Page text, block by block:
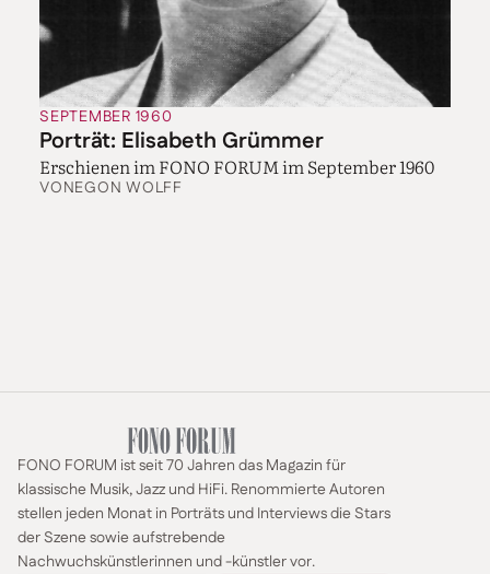
SEPTEMBER 1960
Porträt: Elisabeth Grümmer
Erschienen im FONO FORUM im September 1960
VONEGON WOLFF
FONO FORUM ist seit 70 Jahren das Magazin für
klassische Musik, Jazz und HiFi. Renommierte Autoren
stellen jeden Monat in Porträts und Interviews die Stars
der Szene sowie aufstrebende
Nachwuchskünstlerinnen und -künstler vor.